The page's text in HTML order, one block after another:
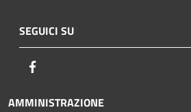
SEGUICI SU
AMMINISTRAZIONE